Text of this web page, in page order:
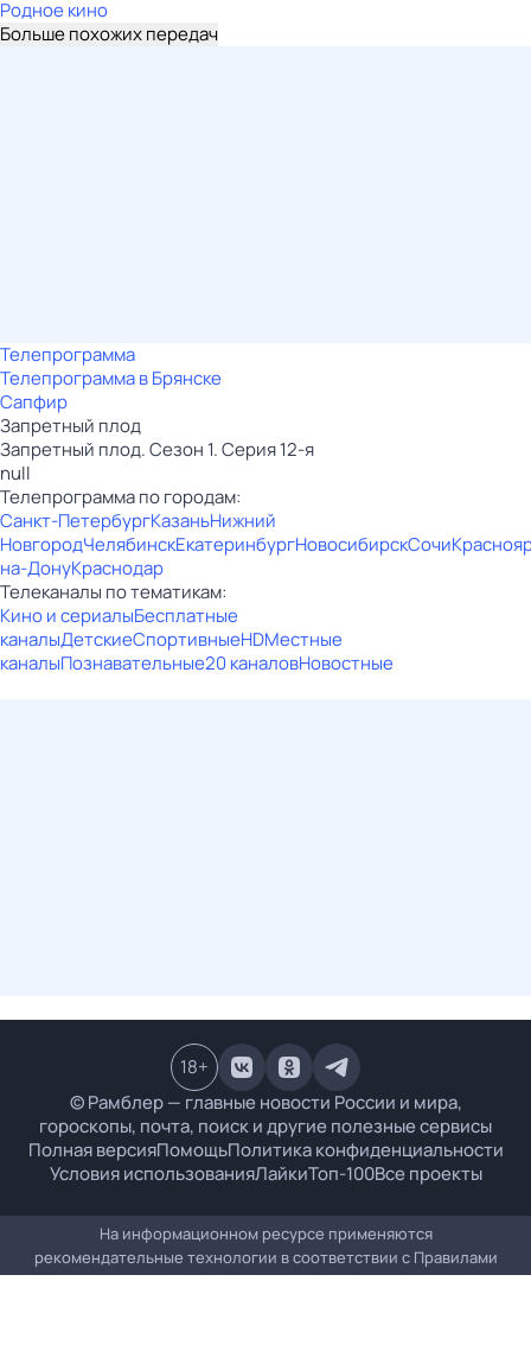
Родное кино
Больше похожих передач
Телепрограмма
Телепрограмма в Брянске
Сапфир
Запретный плод
Запретный плод. Сезон 1. Серия 12-я
null
Телепрограмма по городам:
Санкт-ПетербургКазаньНижний
НовгородЧелябинскЕкатеринбургНовосибирскСочи
на-ДонуКраснодар
Телеканалы по тематикам:
Кино и сериалыБесплатные
каналыДетскиеСпортивныеHDМестные
каналыПознавательные20 каналовНовостные
© Рамблер — главные новости России и мира,
гороскопы, почта, поиск и другие полезные сервисы
Полная версияПомощьПолитика конфиденциальности
Условия использованияЛайкиТоп-100Все проекты
18+
На информационном ресурсе применяются
рекомендательные технологии в соответствии с Правилами